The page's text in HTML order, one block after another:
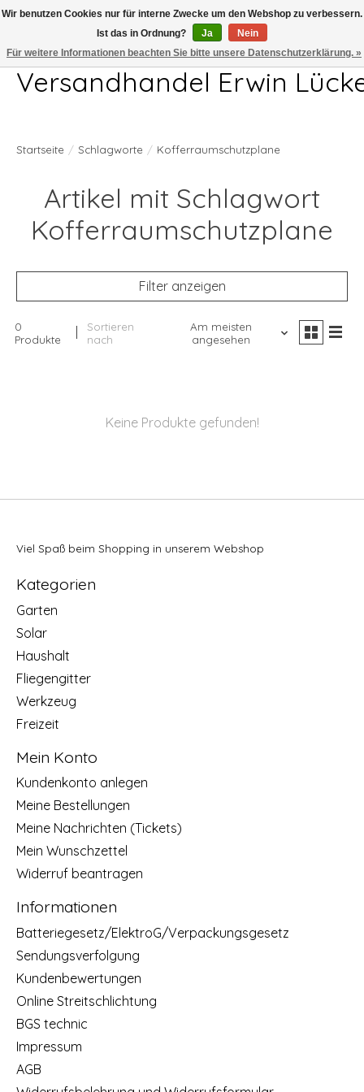
Telefon 04407 715872 MO-DO 7.00-17.00Uhr FR 7.00-13.00Uhr
Versandhandel Erwin
Startseite / Schlagworte / Kofferraumschutzplane
Artikel mit Schlagwort
Kofferraumschutzplane
Filter anzeigen
0
Produkte
Sortieren
nach
Am meisten
angesehen
Keine Produkte gefunden!
Viel Spaß beim Shopping in unserem Webshop
Kategorien
Garten
Solar
Haushalt
Fliegengitter
Werkzeug
Freizeit
Mein Konto
Kundenkonto anlegen
Meine Bestellungen
Meine Nachrichten (Tickets)
Mein Wunschzettel
Widerruf beantragen
Informationen
Batteriegesetz/ElektroG/Verpackungsgesetz
Sendungsverfolgung
Kundenbewertungen
Online Streitschlichtung
BGS technic
Impressum
AGB
Wir benutzen Cookies nur für interne Zwecke um den Webshop zu verbessern.
Ist das in Ordnung?
Ja
Nein
Für weitere Informationen beachten Sie bitte unsere Datenschutzerklärung. »